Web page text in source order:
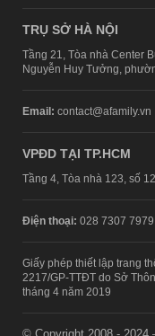
TRỤ SỞ HÀ NỘI
Tầng 21, Tòa nhà Center
Nguyễn Huy Tưởng,
Email: contact@afamily.vn |
VPĐD TẠI TP.HCM
Tầng 4, Tòa nhà 123, số
Điện thoại: 028 7307 7979
Giấy phép thiết lập trang
2217/GP-TTĐT do Sở
tháng 4 năm 2019